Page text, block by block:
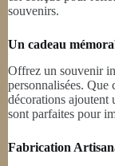
souvenirs.
Un cadeau
Offrez un souvenir
personnalisées. Que
décorations ajoutent
sont parfaites pour
Fabrication